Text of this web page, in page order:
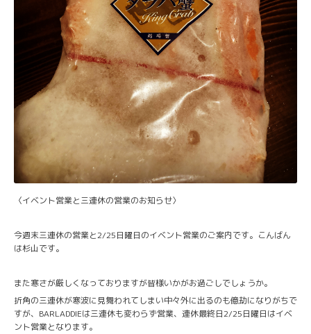
〈イベント営業と三連休の営業のお知らせ〉
今週末三連休の営業と2/25日曜日のイベント営業のご案内です。こんばん
は杉山です。
また寒さが厳しくなっておりますが皆様いかがお過ごしでしょうか。
折角の三連休が寒波に見舞われてしまい中々外に出るのも億劫になりがちで
すが、BARLADDIEは三連休も変わらず営業、連休最終日2/25日曜日はイベ
ント営業となります。